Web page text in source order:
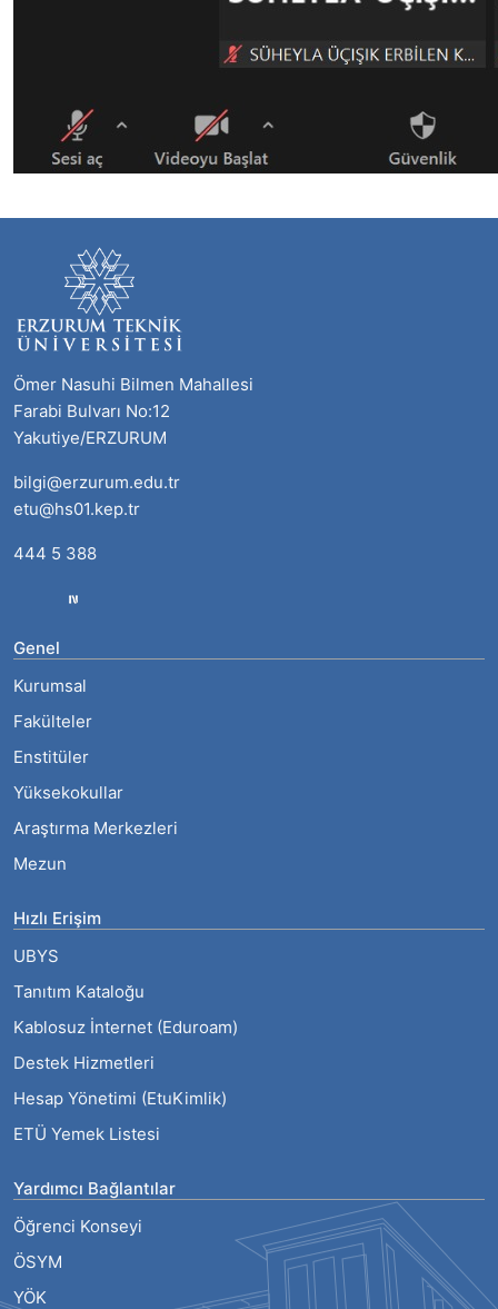
Ömer Nasuhi Bilmen Mahallesi
Farabi Bulvarı No:12
Yakutiye/ERZURUM
bilgi@erzurum.edu.tr
etu@hs01.kep.tr
444 5 388
Genel
Kurumsal
Fakülteler
Enstitüler
Yüksekokullar
Araştırma Merkezleri
Mezun
Hızlı Erişim
UBYS
Tanıtım Kataloğu
Kablosuz İnternet (Eduroam)
Destek Hizmetleri
Hesap Yönetimi (EtuKimlik)
ETÜ Yemek Listesi
Yardımcı Bağlantılar
Öğrenci Konseyi
ÖSYM
YÖK